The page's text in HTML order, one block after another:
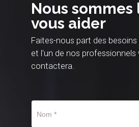
Nous sommes
vous aider
Faites-nous part des
et l'un de nos professionnels
contactera.